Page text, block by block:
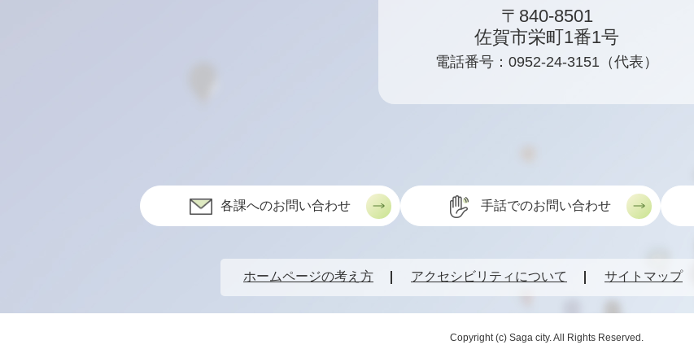
〒840-8501
佐賀市栄町1番1号
電話番号：0952-24-3151（代表）
各課へのお問い合わせ 手話でのお問い合わせ
ホームページの考え方 アクセシビリティについて サイトマップ
Copyright (c) Saga city. All Rights Reserved.